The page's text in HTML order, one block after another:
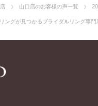
山口店のお客様の声一覧
グが見つかるブライダルリング専